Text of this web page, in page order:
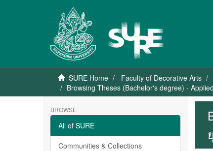
SURE Home Faculty of Decorative Arts
Browsing Theses (Bachelor's degree) -
BROWSE
All of SURE
Communities & Collections